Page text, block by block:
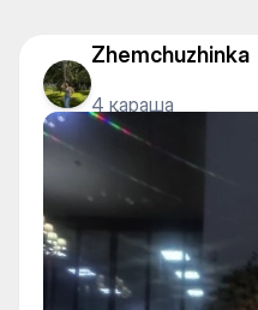
Zhemchuzhinka
4 қараша